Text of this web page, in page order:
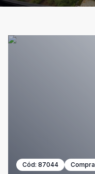
Cód: 87044 Compra